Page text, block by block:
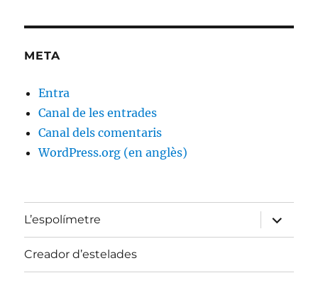
META
Entra
Canal de les entrades
Canal dels comentaris
WordPress.org (en anglès)
L’espolímetre
amplia
el
menú
Creador d’estelades